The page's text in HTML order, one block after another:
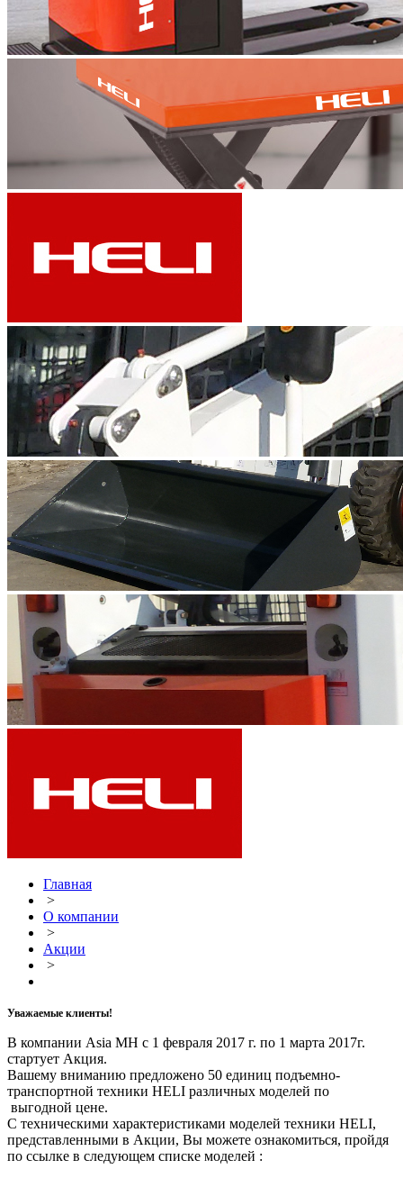
Главная
>
О компании
>
Акции
>
Уважаемые клиенты!
В компании Asia MH c 1 февраля 2017 г. по 1 марта 2017г.
стартует Акция.
Вашему вниманию предложено 50 единиц подъемно-
транспортной техники HELI различных моделей по
выгодной цене.
С техническими характеристиками моделей техники HELI,
представленными в Акции, Вы можете ознакомиться, пройдя
по ссылке в следующем списке моделей :